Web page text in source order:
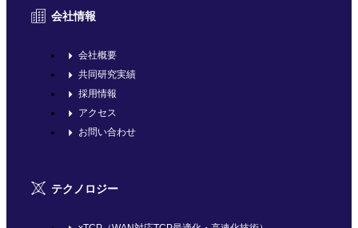
会社情報
会社概要
共同研究実績
採用情報
アクセス
お問い合わせ
テクノロジー